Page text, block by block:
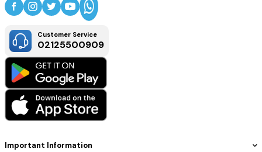
Important Information
Customer Service
02125500909